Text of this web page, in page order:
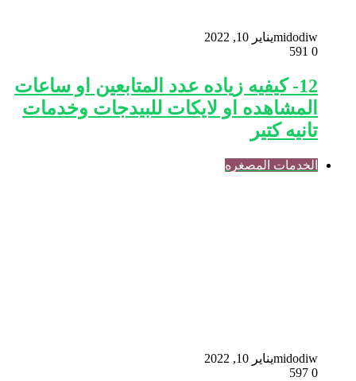
midodiwيناير 10, 2022
0
12- كيفيه زياده عدد المتابعين او ساعات
المشاهده او لايكات للبيدجات وخدمات
تانيه كتير
الخدمات المصغره
midodiwيناير 10, 2022
0